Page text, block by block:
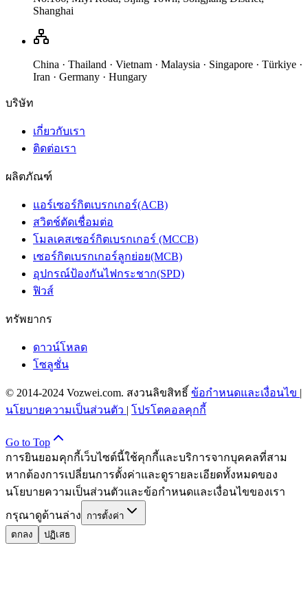
Shanghai
China · Thailand · Vietnam · Malaysia · Singapore · Türkiye ·
Iran · Germany · Hungary
บริษัท
เกี่ยวกับเรา
ติดต่อเรา
ผลิตภัณฑ์
แอร์เซอร์กิตเบรกเกอร์(ACB)
สวิตช์ตัดเชื่อมต่อ
โมลเคสเซอร์กิตเบรกเกอร์ (MCCB)
เซอร์กิตเบรกเกอร์ลูกย่อย(MCB)
อุปกรณ์ป้องกันไฟกระชาก(SPD)
ฟิวส์
ทรัพยากร
ดาวน์โหลด
โซลูชั่น
© 2014-2024 Vozwei.com. สงวนลิขสิทธิ์ ข้อกำหนดและเงื่อนไข |
นโยบายความเป็นส่วนตัว | โปรโตคอลคุกกี้
Go to Top
การยินยอมคุกกี้เว็บไซต์นี้ใช้คุกกี้และบริการจากบุคคลที่สาม
หากต้องการเปลี่ยนการตั้งค่าและดูรายละเอียดทั้งหมดของ
นโยบายความเป็นส่วนตัวและข้อกำหนดและเงื่อนไขของเรา
กรุณาดูด้านล่าง
การตั้งค่า
ตกลง
ปฏิเสธ